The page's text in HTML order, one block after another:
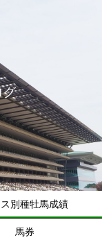
グ
別種牡馬成績
馬券